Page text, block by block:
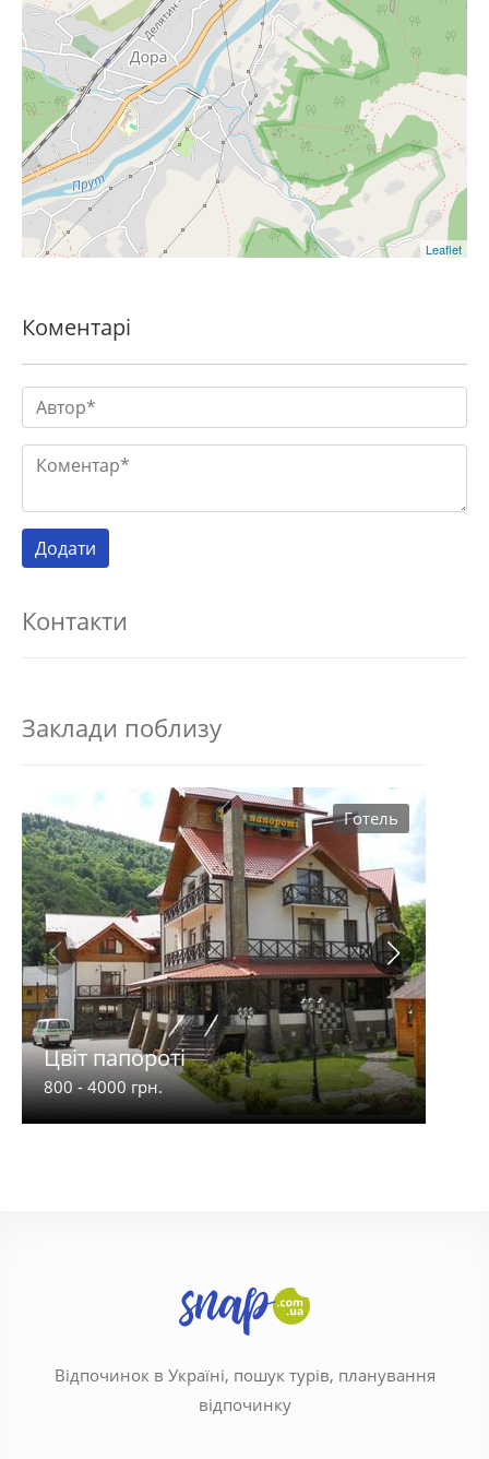
Leaflet
Коментарі
Контакти
Заклади поблизу
Готель
Цвіт папороті
800 - 4000 грн.
Відпочинок в Україні, пошук турів, планування
відпочинку